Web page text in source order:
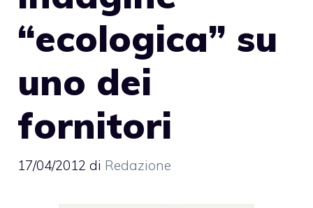
“ecologica” su
uno dei
fornitori
17/04/2012 di Redazione